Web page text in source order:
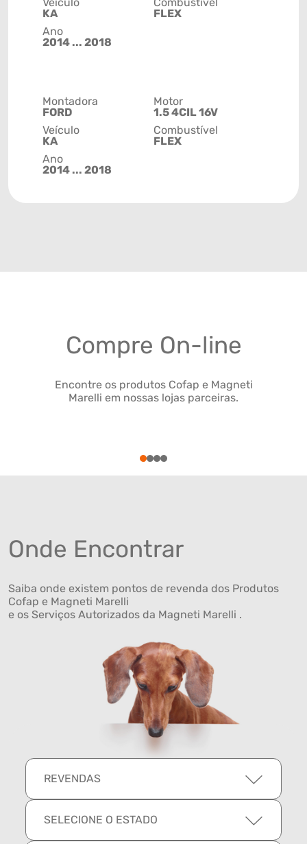
Veículo
KA
Ano
2014 ... 2018
Combustível
FLEX
Montadora
FORD
Veículo
KA
Ano
2014 ... 2018
Motor
1.5 4CIL 16V
Combustível
FLEX
Compre On-line
Encontre os produtos Cofap e Magneti
Marelli em nossas lojas parceiras.
1234
Onde Encontrar
Saiba onde existem pontos de revenda dos Produtos
Cofap e Magneti Marelli
e os Serviços Autorizados da Magneti Marelli .
REVENDAS
SELECIONE O ESTADO